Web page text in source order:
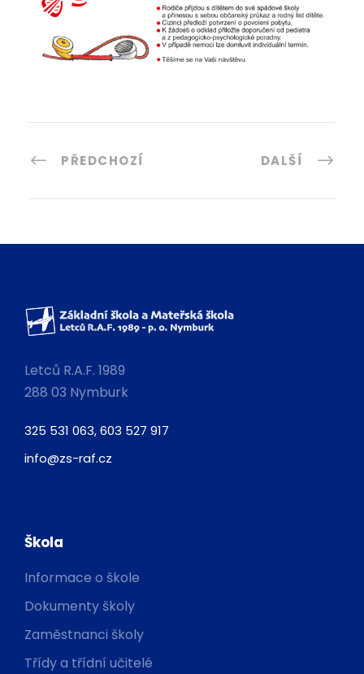
PŘEDCHOZÍ DALŠÍ
Letců R.A.F. 1989
288 03 Nymburk
325 531 063, 603 527 917
info@zs-raf.cz
Škola
Informace o škole
Dokumenty školy
Zaměstnanci školy
Třídy a třídní učitelé